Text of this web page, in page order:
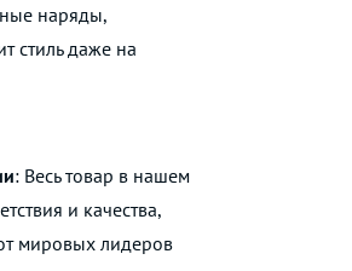
наряды,
стиль даже на
: Весь товар в нашем
и качества,
мировых лидеров